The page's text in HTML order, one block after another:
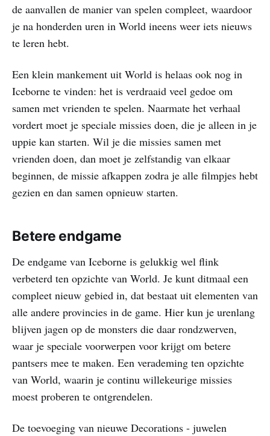
de aanvallen de manier van spelen compleet, waardoor
je na honderden uren in World ineens weer iets nieuws
te leren hebt.
Een klein mankement uit World is helaas ook nog in
Iceborne te vinden: het is verdraaid veel gedoe om
samen met vrienden te spelen. Naarmate het verhaal
vordert moet je speciale missies doen, die je alleen in je
uppie kan starten. Wil je die missies samen met
vrienden doen, dan moet je zelfstandig van elkaar
beginnen, de missie afkappen zodra je alle filmpjes hebt
gezien en dan samen opnieuw starten.
Betere endgame
De endgame van Iceborne is gelukkig wel flink
verbeterd ten opzichte van World. Je kunt ditmaal een
compleet nieuw gebied in, dat bestaat uit elementen van
alle andere provincies in de game. Hier kun je urenlang
blijven jagen op de monsters die daar rondzwerven,
waar je speciale voorwerpen voor krijgt om betere
pantsers mee te maken. Een verademing ten opzichte
van World, waarin je continu willekeurige missies
moest proberen te ontgrendelen.
De toevoeging van nieuwe Decorations - juwelen